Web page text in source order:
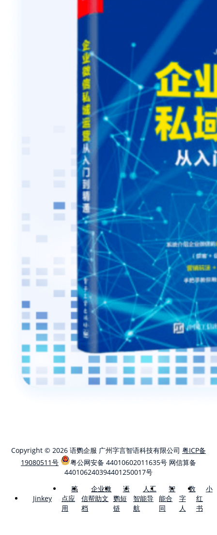
Copyright © 2026 语鹦企服 广州字言智语科技有限公司 粤ICP备
19080511号
粤公网安备 44010602011635号 网信算备
440106240394401250017号
Jinkey
稿
点应
用
企业微
信帮助文
档
语
鹦短
链
人工
智能导
航
智
能合
同
数
字
人
小
红
书